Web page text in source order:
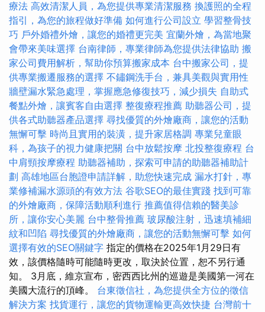
療法 高效清潔人員，為您提供專業清潔服務 換護照的全程
指引，為您的旅程做好準備 如何進行公司設立 學習整骨技
巧 戶外婚禮外燴，讓您的婚禮更完美 宜蘭外燴，為當地聚
會帶來美味選擇 台南律師，專業律師為您提供法律協助 搬
家公司費用解析，幫助你預算搬家成本 台中搬家公司，提
供專業搬遷服務的選擇 不鏽鋼洗手台，兼具美觀與實用性
牆壁漏水緊急處理，掌握應急修復技巧，減少損失 自助式
餐點外燴，讓賓客自由選擇 整復療程推薦 助聽器公司，提
供各式助聽器產品選擇 尋找優質的外燴廠商，讓您的活動
無懈可擊 時尚且實用的裝潢，提升家居格調 專業兒童眼
科，為孩子的視力健康把關 台中放鬆按摩 北投整復療程 台
中肩頸按摩療程 助聽器補助，探索可申請的助聽器補助計
劃 高雄地區台胞證申請詳解，助您快速完成 漏水打針，專
業修補漏水源頭的有效方法 谷歌SEO的最佳實踐 找到可靠
的外燴廠商，保障活動順利進行 推薦值得信賴的醫美診
所，讓你安心美麗 台中整骨推薦 玻尿酸注射，迅速填補細
紋和凹陷 尋找優質的外燴廠商，讓您的活動無懈可擊 如何
選擇有效的SEO關鍵字 指定的價格在2025年1月29日有
效，該價格隨時可能隨時更改，取決於位置，恕不另行通
知。 3月底，維京宣布，密西西比州的巡遊是美國第一河在
美國大流行的頂峰。 台東徵信社，為您提供全方位的徵信
解決方案 找貨運行，讓您的貨物運輸更高效快捷 台灣前十